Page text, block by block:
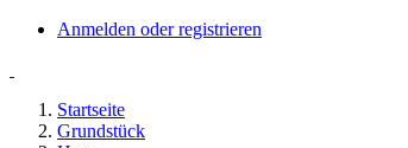
Anmelden oder registrieren
Startseite
Grundstück